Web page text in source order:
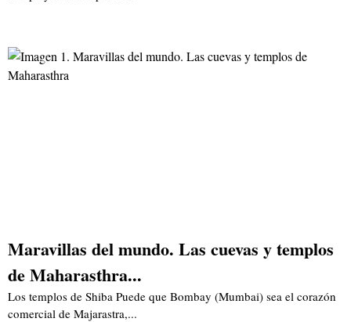
Maravillas del mundo. Las cuevas y templos
de Maharasthra...
Los templos de Shiba Puede que Bombay (Mumbai) sea el corazón
comercial de Majarastra,...